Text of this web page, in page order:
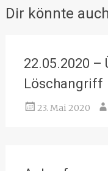
Dir könnte
22.05.2020 –
Löschangriff
23. Mai 2020